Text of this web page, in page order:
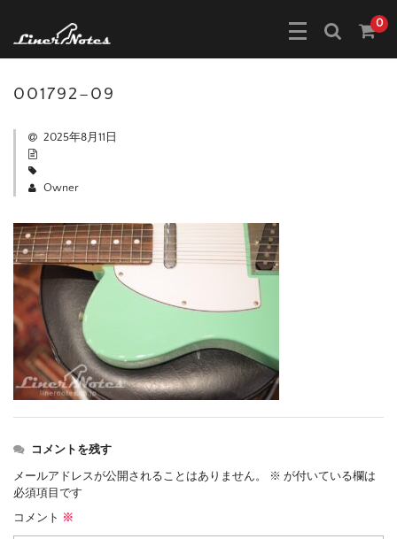
0
001792–09
2025年8月11日
Owner
コメントを残す
メールアドレスが公開されることはありません。 ※ が付いている欄は
必須項目です
コメント ※